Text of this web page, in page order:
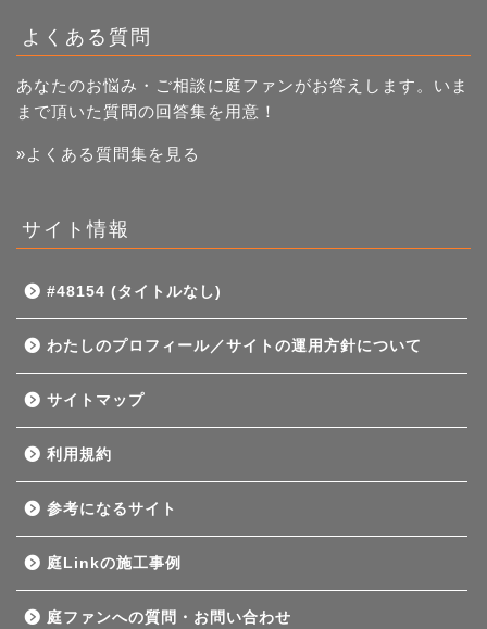
よくある質問
あなたのお悩み・ご相談に庭ファンがお答えします。いま
まで頂いた質問の回答集を用意！
»よくある質問集を見る
サイト情報
#48154 (タイトルなし)
わたしのプロフィール／サイトの運用方針について
サイトマップ
利用規約
参考になるサイト
庭Linkの施工事例
庭ファンへの質問・お問い合わせ